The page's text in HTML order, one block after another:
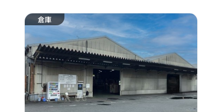
倉庫